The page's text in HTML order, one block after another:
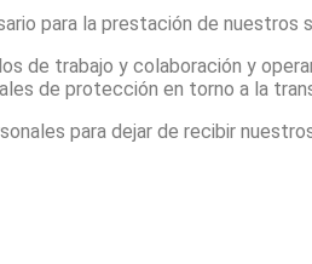
para la prestación de nuestros
de trabajo y colaboración y
de protección en torno a la
para dejar de recibir